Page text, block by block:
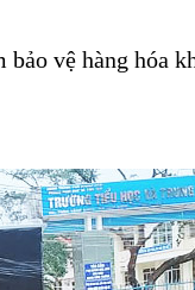
vệ hàng hóa